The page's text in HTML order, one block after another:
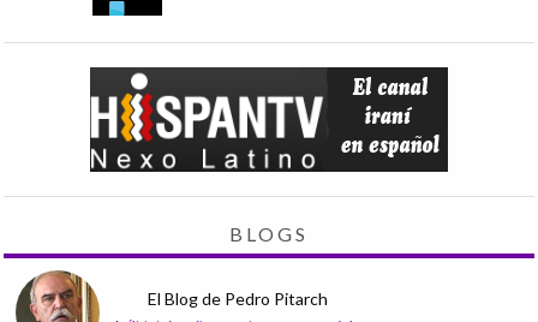
BLOGS
El Blog de Pedro Pitarch